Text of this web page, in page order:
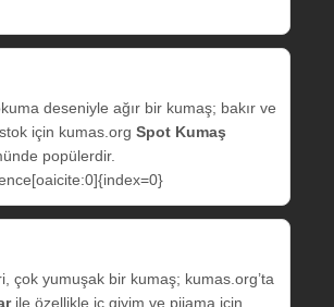
deseniyle ağır bir kumaş; bakır ve
için kumas.org Spot Kumaş
popülerdir.
çok yumuşak bir kumaş; kumas.org’ta
ile özellikle iç giyim ve pijama için